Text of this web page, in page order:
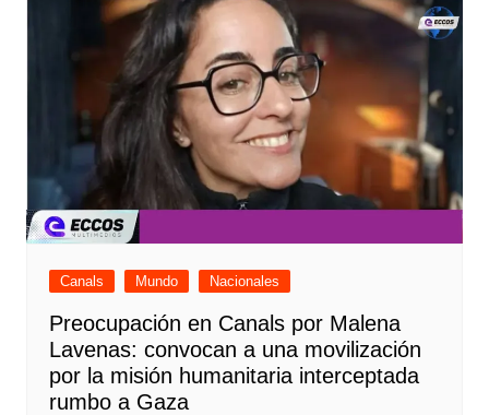
Canals Mundo Nacionales
Preocupación en Canals por Malena
Lavenas: convocan a una movilización
por la misión humanitaria interceptada
rumbo a Gaza